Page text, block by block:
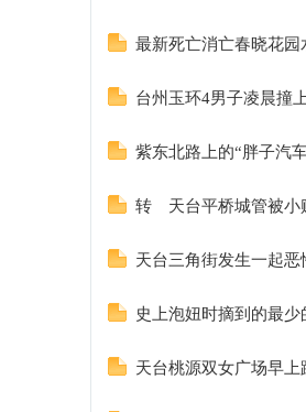
最新死亡消亡春晓花
台州玉环4男子凌晨撞
紫东北路上的“胖子汽
转 天台平桥城管被小
天台三角街发生一起
史上泡妞时摘到的最
天台桃源双女广场早